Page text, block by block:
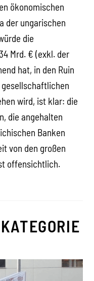
ökonomischen
der ungarischen
die
Mrd. € (exkl. der
hat, in den Ruin
wird, ist klar: die
die angehalten
Banken
von den großen
offensichtlich.